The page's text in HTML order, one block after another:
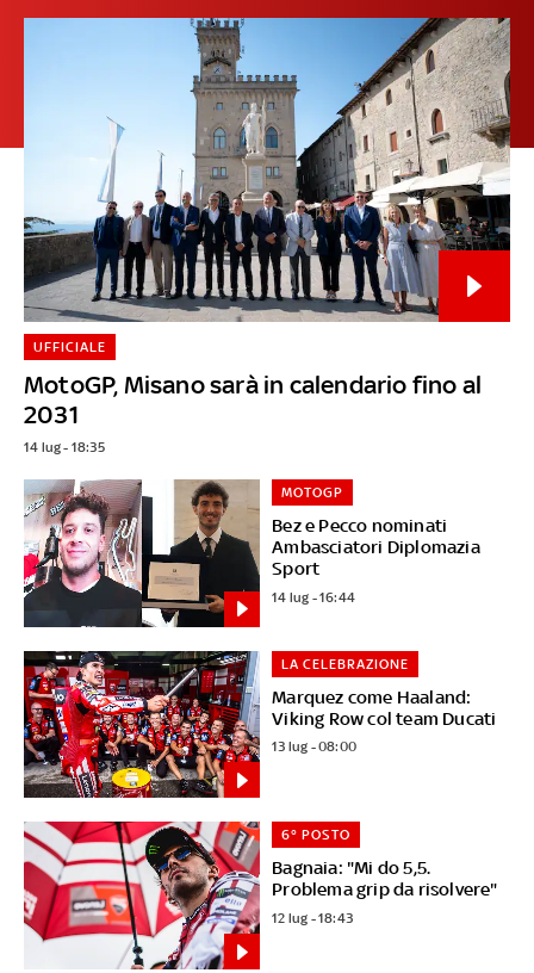
MotoGP, Misano sarà in calendario fino al
2031
UFFICIALE
14 lug - 18:35
Bez e Pecco nominati
Ambasciatori Diplomazia
Sport
MOTOGP
14 lug - 16:44
Marquez come Haaland:
Viking Row col team Ducati
LA CELEBRAZIONE
13 lug - 08:00
Bagnaia: "Mi do 5,5.
Problema grip da risolvere"
6° POSTO
12 lug - 18:43